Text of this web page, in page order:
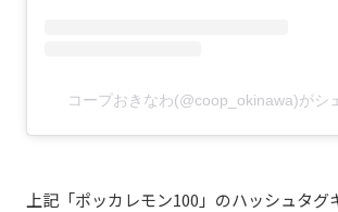
コープおきなわ(@coop_okinawa)がシ
上記「ポッカレモン100」のハッシュタグ